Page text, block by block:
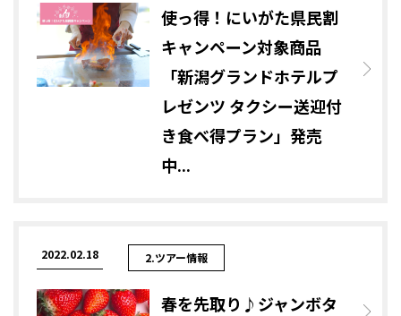
使っ得！にいがた県民割
キャンペーン対象商品
「新潟グランドホテルプ
レゼンツ タクシー送迎付
き食べ得プラン」発売
中...
2022.02.18 2.ツアー情報
春を先取り♪ジャンボタ